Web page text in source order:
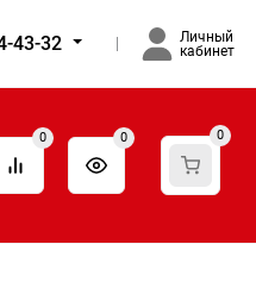
43-32
Личный
кабинет
0 0 0